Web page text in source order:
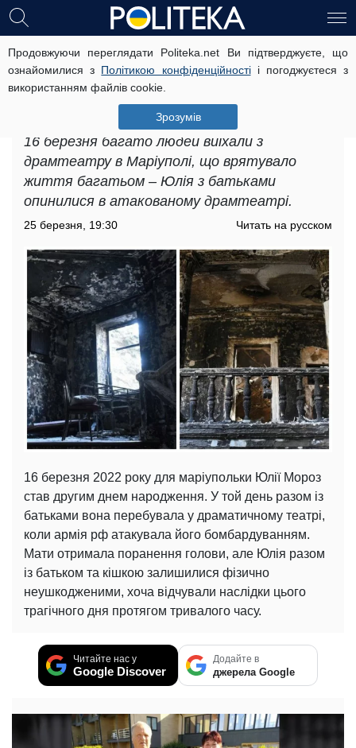
Продовжуючи переглядати Politeka.net Ви підтверджуєте, що
ознайомилися з Політикою конфіденційностіі погоджуєтеся з
використанням файлів cookie.
Зрозумів
"Люди почали кричати, а я нирнула
в цей пил": маріуполька, яка
вижила в драмтеатрі, поділилась
16 березня багато людей виїхали з
драмтеатру в Маріуполі, що врятувало
життя багатьом – Юлія з батьками
опинилися в атакованому драмтеатрі.
25 березня, 19:30 Читать на русском
16 березня 2022 року для маріупольки Юлії Мороз
став другим днем народження. У той день разом із
батьками вона перебувала у драматичному театрі,
коли армія рф атакувала його бомбардуванням.
Мати отримала поранення голови, але Юлія разом
із батьком та кішкою залишилися фізично
неушкодженими, хоча відчували наслідки цього
трагічного дня протягом тривалого часу.
Читайте нас у
Google Discover
Додайте в
джерела Google